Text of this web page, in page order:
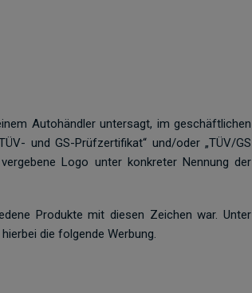
Autohändler untersagt, im geschäftlichen
und GS-Prüfzertifikat“ und/oder „TÜV/GS
Logo unter konkreter Nennung der
Produkte mit diesen Zeichen war. Unter
die folgende Werbung.